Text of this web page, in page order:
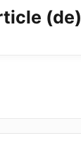
(de)